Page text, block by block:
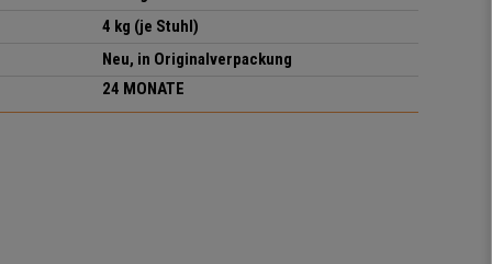
4 kg (je Stuhl)
Neu, in Originalverpackung
24 MONATE